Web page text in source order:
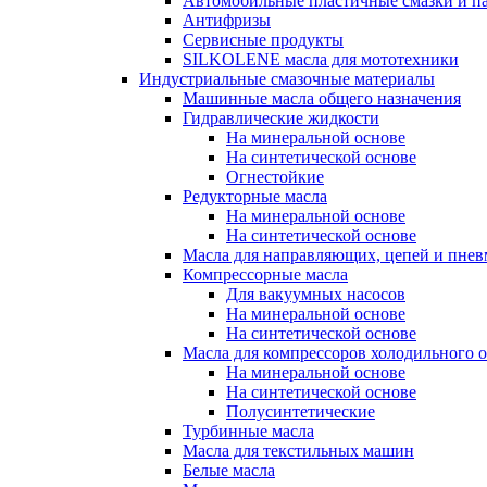
Антифризы
Сервисные продукты
SILKOLENE масла для мототехники
Индустриальные смазочные материалы
Машинные масла общего назначения
Гидравлические жидкости
На минеральной основе
На синтетической основе
Огнестойкие
Редукторные масла
На минеральной основе
На синтетической основе
Масла для направляющих, цепей и
Компрессорные масла
Для вакуумных насосов
На минеральной основе
На синтетической основе
Масла для компрессоров холодильного
На минеральной основе
На синтетической основе
Полусинтетические
Турбинные масла
Масла для текстильных машин
Белые масла